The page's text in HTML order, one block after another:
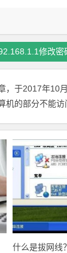
修改密
，于2017年10
机的部分不能
什么是拔网线？